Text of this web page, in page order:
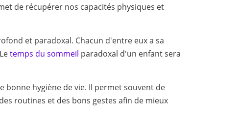
de récupérer nos capacités physiques et
et paradoxal. Chacun d'entre eux a sa
temps du sommeil paradoxal d'un enfant sera
bonne hygiène de vie. Il permet souvent de
routines et des bons gestes afin de mieux